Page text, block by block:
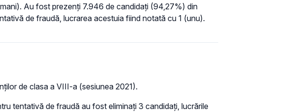
Au fost prezenți 7.946 de candidați (94,27%) din
de fraudă, lucrarea acestuia fiind notată cu 1 (unu).
de clasa a VIII-a (sesiunea 2021).
tentativă de fraudă au fost eliminați 3 candidați, lucrările